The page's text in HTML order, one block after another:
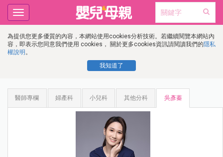
為提供您更多優質的內容，本網站使用cookies分析技術。若繼續閱覽本網站內
容，即表示您同意我們使用 cookies， 關於更多cookies資訊請閱讀我們的隱私
權說明 。
我知道了
Toggle
navigation
醫師專欄 婦產科 小兒科 其他分科 吳彥蓁